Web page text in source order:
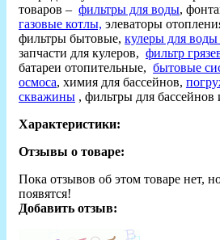
товаров – фильтры для воды,
газовые котлы, элеваторы
фильтры бытовые, кулеры для воды
запчасти для кулеров, фильтр
батареи отопительные, бытовые
осмоса, химия для бассейнов,
скважины , фильтры для бассейнов
Характеристики:
Отзывы о товаре:
Пока отзывов об этом товаре нет,
появятся!
Добавить отзыв: